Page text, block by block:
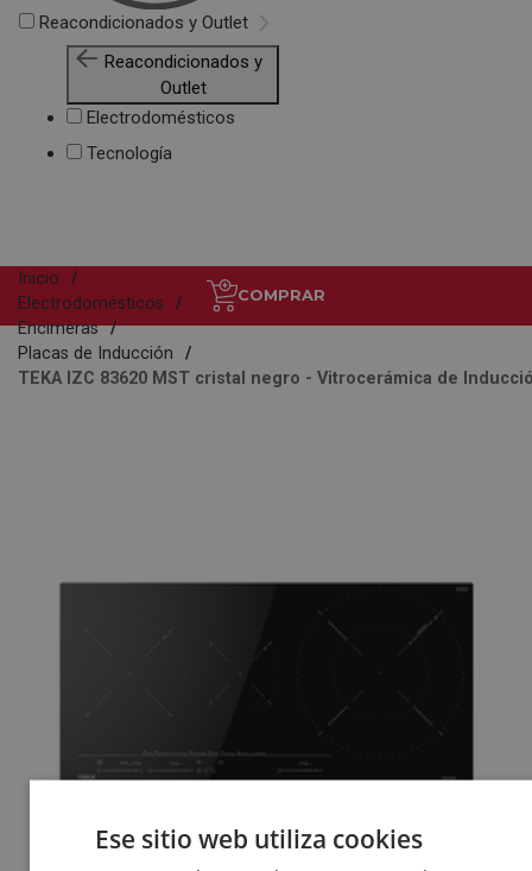
Reacondicionados y Outlet
Reacondicionados y
Outlet
Electrodomésticos
Tecnología
COMPRAR
Inicio
Electrodomésticos
Encimeras
Placas de Inducción
TEKA IZC 83620 MST cristal negro - Vitrocerámica de
Ese sitio web utiliza cookies